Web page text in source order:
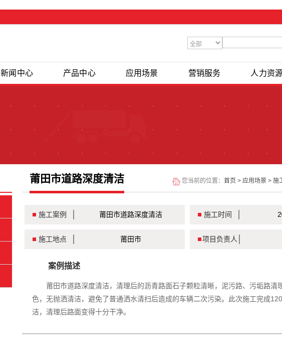
新闻中心 产品中心 应用场景 营销服务 人力资源
您当前的位置： 首页 > 应用场景 > 施
莆田市道路深度清洁
施工案例 莆田市道路深度清洁 施工时间
施工地点 莆田市 项目负责人
案例描述
莆田市道路深度清洁，清理后的沥青路面石子颗粒清晰，泥污路、污垢路清
色，无抛洒清洁，避免了普通洒水清扫后造成的车辆二次污染。此次施工完成
洁，清理后路面变得十分干净。